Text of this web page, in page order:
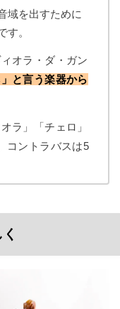
域を出すために
す。
オラ・ダ・ガン
」と言う楽器から
ラ」「チェロ」
コントラバスは5